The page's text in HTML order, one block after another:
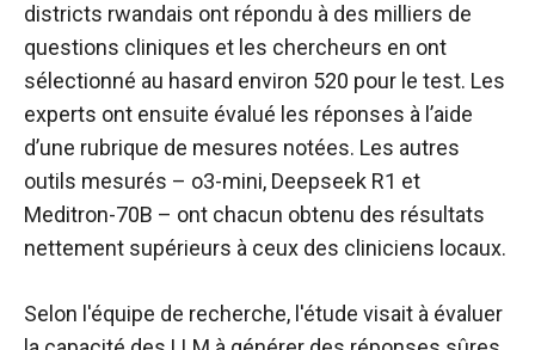
districts rwandais ont répondu à des milliers de
questions cliniques et les chercheurs en ont
sélectionné au hasard environ 520 pour le test. Les
experts ont ensuite évalué les réponses à l’aide
d’une rubrique de mesures notées. Les autres
outils mesurés – o3-mini, Deepseek R1 et
Meditron-70B – ont chacun obtenu des résultats
nettement supérieurs à ceux des cliniciens locaux.
Selon l'équipe de recherche, l'étude visait à évaluer